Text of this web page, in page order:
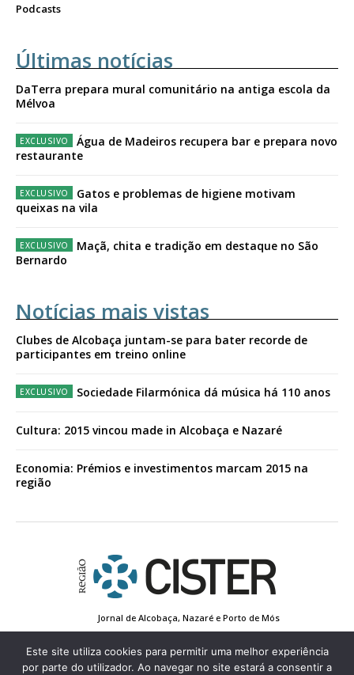
Podcasts
Últimas notícias
DaTerra prepara mural comunitário na antiga escola da
Mélvoa
Água de Madeiros recupera bar e prepara novo
restaurante
Gatos e problemas de higiene motivam
queixas na vila
Maçã, chita e tradição em destaque no São
Bernardo
Notícias mais vistas
Clubes de Alcobaça juntam-se para bater recorde de
participantes em treino online
Sociedade Filarmónica dá música há 110 anos
Cultura: 2015 vincou made in Alcobaça e Nazaré
Economia: Prémios e investimentos marcam 2015 na
região
Jornal de Alcobaça, Nazaré e Porto de Mós
Estatuto Editorial
Contactos
Política de Privacidade
Conta de Registo
Edição Impressa
Este site utiliza cookies para permitir uma melhor experiência
por parte do utilizador. Ao navegar no site estará a consentir a